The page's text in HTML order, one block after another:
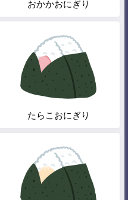
おかかおにぎり
たらこおにぎり